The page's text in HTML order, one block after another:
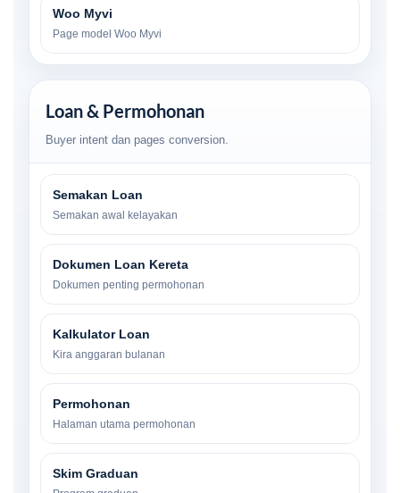
Woo Myvi
Page model Woo Myvi
Loan & Permohonan
Buyer intent dan pages conversion.
Semakan Loan
Semakan awal kelayakan
Dokumen Loan Kereta
Dokumen penting permohonan
Kalkulator Loan
Kira anggaran bulanan
Permohonan
Halaman utama permohonan
Skim Graduan